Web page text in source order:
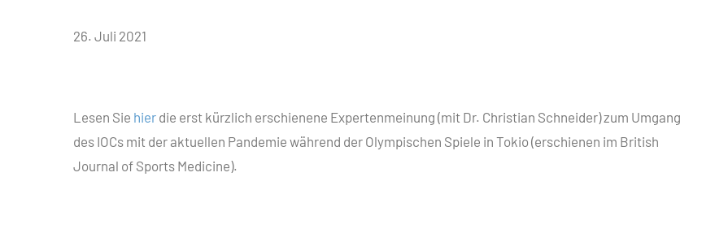
26. Juli 2021
Lesen Sie hier die erst kürzlich erschienene Expertenmeinung (mit Dr. Christian Schneider) zum Umgang
des IOCs mit der aktuellen Pandemie während der Olympischen Spiele in Tokio (erschienen im British
Journal of Sports Medicine).